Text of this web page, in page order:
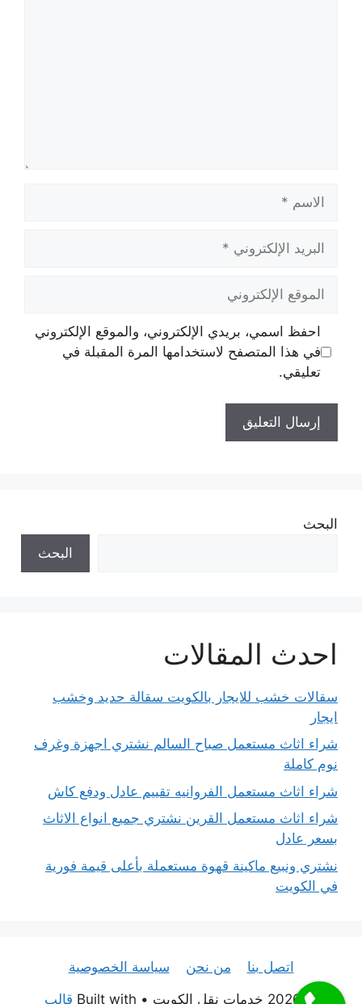
الاسم
البريد
الإلكتروني
الموقع
الإلكتروني
احفظ اسمي، بريدي الإلكتروني، والموقع الإلكتروني
في هذا المتصفح لاستخدامها المرة المقبلة في
تعليقي.
البحث
البحث
احدث المقالات
سقالات خشب للايجار بالكويت سقالة حديد وخشب
ايجار
شراء اثاث مستعمل صباح السالم نشتري اجهزة وغرف
نوم كاملة
شراء اثاث مستعمل الفروانيه تقييم عادل ودفع كاش
شراء اثاث مستعمل القرين نشتري جميع انواع الاثاث
بسعر عادل
نشتري ونبيع ماكينة قهوة مستعملة بأعلى قيمة فورية
في الكويت
اتصل بنا من نحن
سياسة الخصوصية
© 2026 خدمات نقل الكويت
• Built with قالب